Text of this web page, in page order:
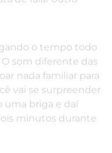
o tempo todo
som diferente das
nada familiar para
vai se surpreender
uma briga e daí
minutos durante